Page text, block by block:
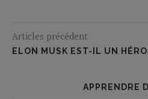
Articles précédent
ELON MUSK EST-IL UN
APPRENDRE